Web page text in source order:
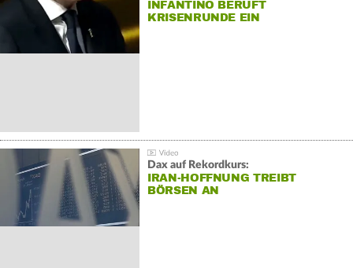
INFANTINO BERUFT
KRISENRUNDE EIN
Dax auf Rekordkurs:
IRAN-HOFFNUNG TREIBT
BÖRSEN AN